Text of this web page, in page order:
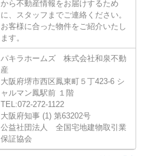
から不動産情報をお届けするため
に、スタッフまでご連絡ください。
お客様に合った物件をご紹介いたし
ます。
パキラホームズ 株式会社和泉不動
産
大阪府堺市西区鳳東町５丁423-6 シ
ャルマン鳳駅前 １階
TEL:072-272-1122
大阪府知事 (1) 第63202号
公益社団法人 全国宅地建物取引業
保証協会